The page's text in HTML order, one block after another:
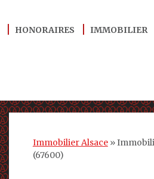
HONORAIRES IMMOBILIER
Immobilier Alsace»
(67600)